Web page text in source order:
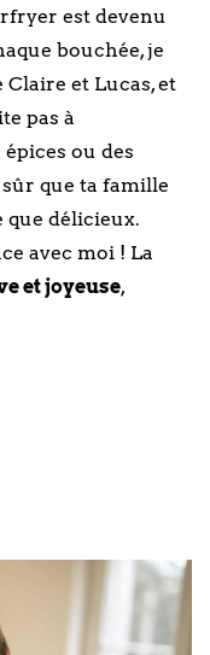
est devenu
bouchée, je
et Lucas, et
pas à
ou des
que ta famille
que délicieux.
avec moi ! La
et joyeuse,